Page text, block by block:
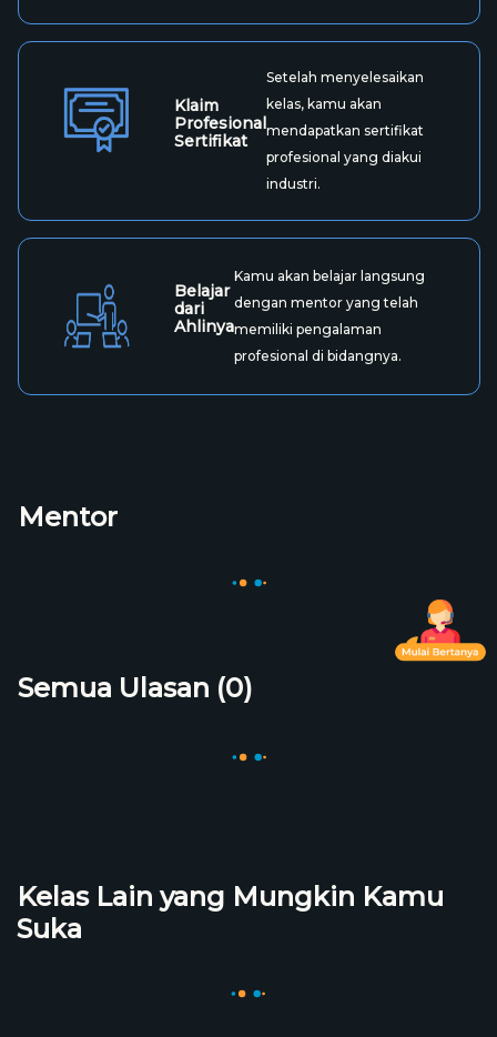
Klaim
Profesional
Sertifikat
Setelah menyelesaikan
kelas, kamu akan
mendapatkan sertifikat
profesional yang diakui
industri.
Belajar
dari
Ahlinya
Kamu akan belajar langsung
dengan mentor yang telah
memiliki pengalaman
profesional di bidangnya.
Mentor
Semua Ulasan (0)
Kelas Lain yang Mungkin Kamu
Suka